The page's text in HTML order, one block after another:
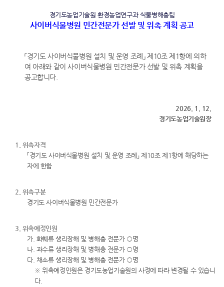
경기도농업기술원 환경농업연구과 식물병해충팀
사이버식물병원 민간전문가 선발 및 위촉 계획 공고
「경기도 사이버식물병원 설치 및 운영 조례」 제10조 제1항에 의하
여 아래와 같이 사이버식물병원 민간전문가 선발 및 위촉 계획을
공고합니다.
2026. 1. 12.
경기도농업기술원장
1. 위촉자격
「경기도 사이버식물병원 설치 및 운영 조례」 제10조 제1항에 해당하는
자에 한함
2. 위촉구분
경기도 사이버식물병원 민간전문가
3. 위촉예정인원
가. 화훼류 생리장해 및 병해충 전문가 ○명
나. 과수류 생리장해 및 병해충 전문가 ○명
다. 채소류 생리장해 및 병해충 전문가 ○명
※ 위촉예정인원은 경기도농업기술원의 사정에 따라 변경될 수 있습니
다.